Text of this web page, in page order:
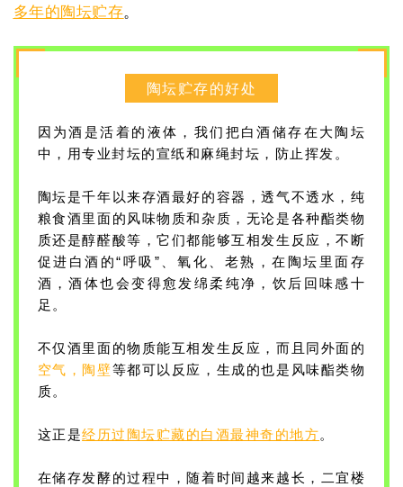
多年的陶坛贮存。
陶坛贮存的好处
因为酒是活着的液体，我们把白酒储存在大陶坛
中，用专业封坛的宣纸和麻绳封坛，防止挥发。
陶坛是千年以来存酒最好的容器，透气不透水，纯
粮食酒里面的风味物质和杂质，无论是各种酯类物
质还是醇醛酸等，它们都能够互相发生反应，不断
促进白酒的“呼吸”、氧化、老熟，在陶坛里面存
酒，酒体也会变得愈发绵柔纯净，饮后回味感十
足。
不仅酒里面的物质能互相发生反应，而且同外面的
空气 ， 陶壁等都可以反应，生成的也是风味酯类物
质。
这正是经历过陶坛贮藏的白酒最神奇的地方。
在储存发酵的过程中，随着时间越来越长，二宜楼